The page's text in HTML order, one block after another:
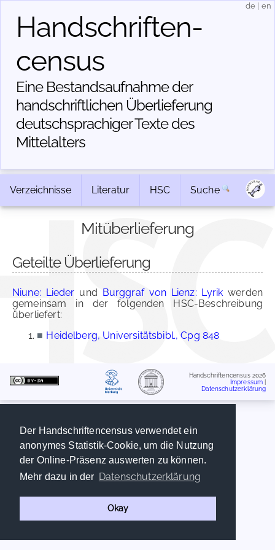
Der Handschriftencensus verwendet ein
anonymes Statistik-Cookie, um die Nutzung
der Online-Präsenz auswerten zu können.
Mehr dazu in der Datenschutzerklärung
Okay
Handschriften­
census
Eine Bestandsaufnahme der
handschriftlichen Über­lieferung
deutschsprachiger Texte des
Mittelalters
de en
Verzeichnisse Literatur HSC Suche
Mitüberlieferung
Geteilte Überlieferung
Niune: Lieder und Burggraf von Lienz: Lyrik werden
gemeinsam in der folgenden HSC-Beschreibung
überliefert:
■ Heidelberg, Universitätsbibl., Cpg 848
Handschriftencensus 2026
Impressum
Datenschutzerklärung